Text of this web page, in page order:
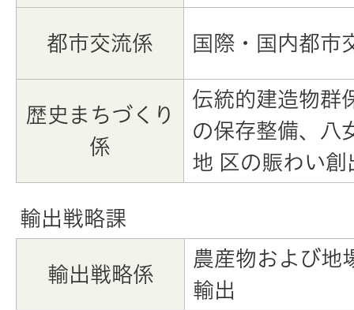
都市交流係 国際・国内都市
歴史まちづくり
係
伝統的建造物群
の保存整備、八
地 区の賑わい創
輸出戦略課
輸出戦略係
農産物および地
輸出